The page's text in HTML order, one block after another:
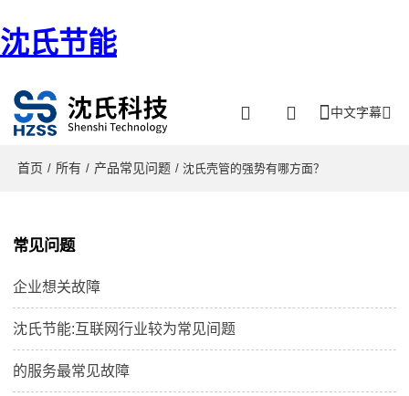
沈氏节能
中文字幕
首页 / 所有 / 产品常见问题 / 沈氏壳管的强势有哪方面？
常见问题
企业想关故障
沈氏节能:互联网行业较为常见间题
的服务最常见故障